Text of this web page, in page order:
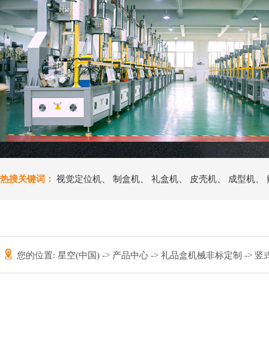
热搜关键词： 视觉定位机 制盒机 礼盒机 皮壳机 成型机
您的位置: 星空(中国) -> 产品中心 -> 礼品盒机械非标定制 -> 竖